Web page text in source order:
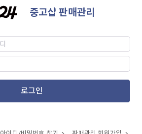
중고샵 판매관리
로그인